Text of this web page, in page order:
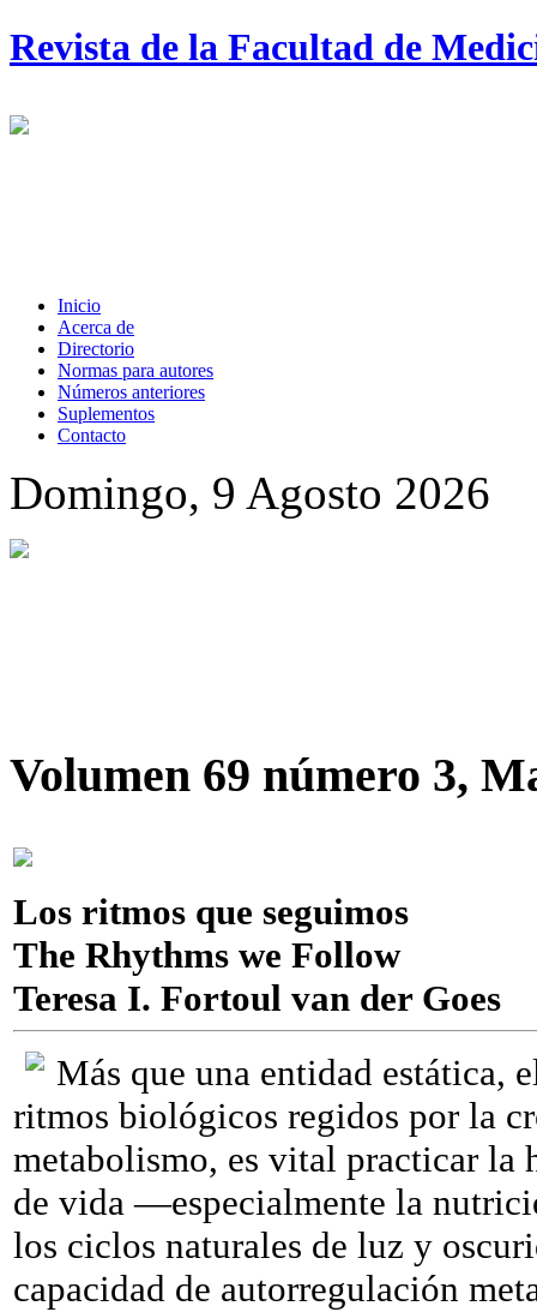
Revista de la Facultad de
Inicio
Acerca de
Directorio
Normas para autores
Números anteriores
Suplementos
Contacto
Domingo, 9 Agosto 2026
Volumen 69 número 3,
Los ritmos que seguimos
The Rhythms we Follow
Teresa I. Fortoul van der Goes
Más que una entidad estática,
ritmos biológicos regidos por la
metabolismo, es vital practicar la
de vida —especialmente la
los ciclos naturales de luz y
capacidad de autorregulación